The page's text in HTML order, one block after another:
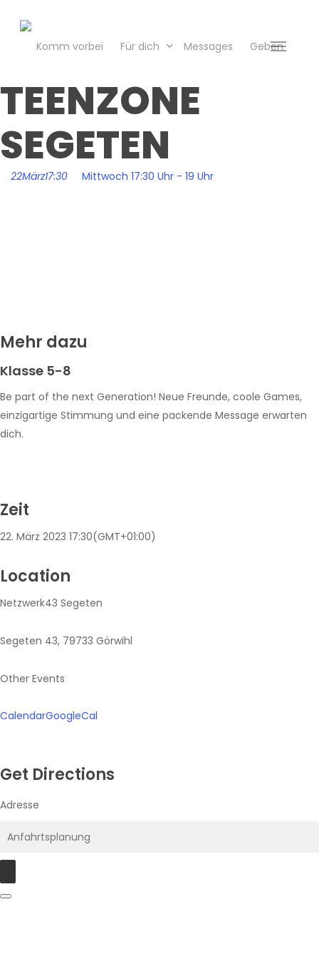
Komm vorbei Für dich Messages Geben
Menu
TEENZONE
SEGETEN
22März17:30 Mittwoch 17:30 Uhr - 19 Uhr
Mehr dazu
Klasse 5-8
Be part of the next Generation! Neue Freunde, coole Games,
einzigartige Stimmung und eine packende Message erwarten
dich.
Zeit
22. März 2023 17:30(GMT+01:00)
Location
Netzwerk43 Segeten
Segeten 43, 79733 Görwihl
Other Events
CalendarGoogleCal
Get Directions
Adresse